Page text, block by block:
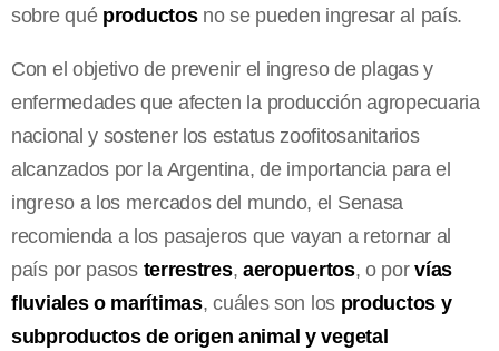
sobre qué productosno se pueden ingresar al país.
Con el objetivo de prevenir el ingreso de plagas y
enfermedades que afecten la producción agropecuaria
nacional y sostener los estatus zoofitosanitarios
alcanzados por la Argentina, de importancia para el
ingreso a los mercados del mundo, el Senasa
recomienda a los pasajeros que vayan a retornar al
país por pasos terrestres, aeropuertos, o porvías
fluviales o marítimas, cuáles son losproductos y
subproductos de origen animal y vegetal